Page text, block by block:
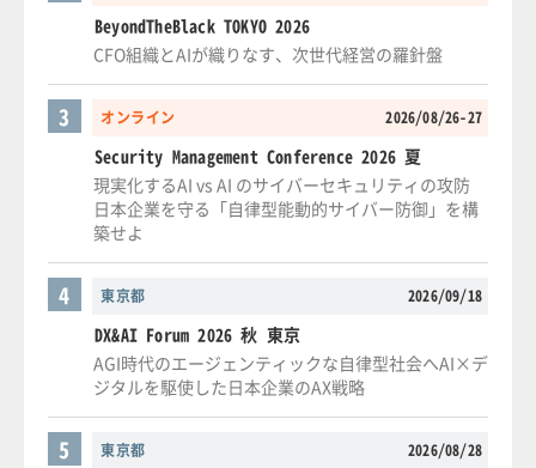
BeyondTheBlack TOKYO 2026
CFO組織とAIが織りなす、次世代経営の羅針盤
オンライン 2026/08/26-27
3
Security Management Conference 2026 夏
現実化するAI vs AI のサイバーセキュリティの攻防
日本企業を守る「自律型能動的サイバー防御」を構
築せよ
東京都 2026/09/18
4
DX&AI Forum 2026 秋 東京
AGI時代のエージェンティックな自律型社会へAI×デ
ジタルを駆使した日本企業のAX戦略
東京都 2026/08/28
5